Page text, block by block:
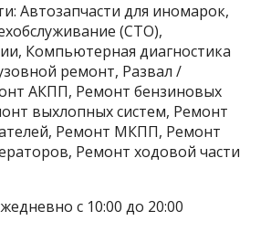
Автозапчасти для иномарок,
(СТО),
Компьютерная диагностика
ремонт, Развал /
АКПП, Ремонт бензиновых
выхлопных систем, Ремонт
Ремонт МКПП, Ремонт
Ремонт ходовой части
с 10:00 до 20:00